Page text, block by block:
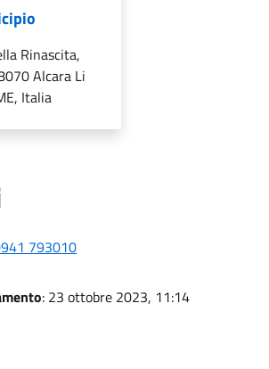
Rinascita,
Alcara Li
Italia
793010
: 23 ottobre 2023, 11:14